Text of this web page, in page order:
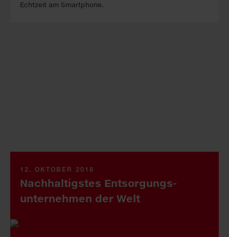
Echtzeit am Smartphone.
12. OKTOBER 2018
Nachhaltigstes Entsorgungs­
unternehmen der Welt